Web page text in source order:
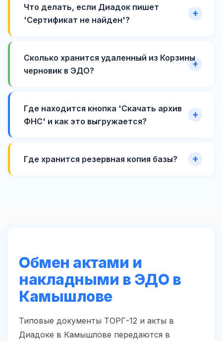
Что делать, если Диадок пишет
'Сертификат не найден'?
Сколько хранится удаленный из Корзины
черновик в ЭДО?
Где находится кнопка 'Скачать архив
ФНС' и как это выгружается?
Где хранится резервная копия базы?
Обмен актами и
накладными в ЭДО в
Камышлове
Типовые документы ТОРГ-12 и акты в
Диадоке в Камышлове передаются в